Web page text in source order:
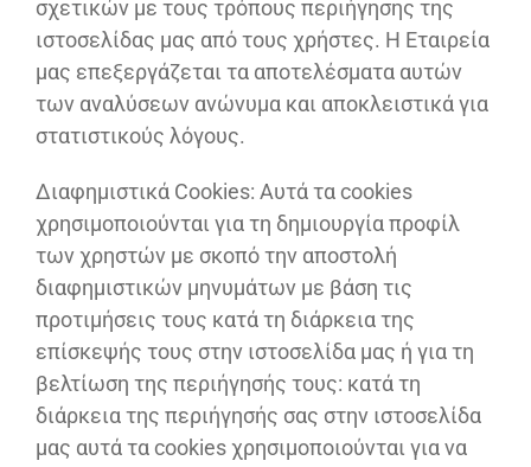
σχετικών με τους τρόπους περιήγησης της
ιστοσελίδας μας από τους χρήστες. Η Εταιρεία
μας επεξεργάζεται τα αποτελέσματα αυτών
των αναλύσεων ανώνυμα και αποκλειστικά για
στατιστικούς λόγους.
Διαφημιστικά Cookies: Αυτά τα cookies
χρησιμοποιούνται για τη δημιουργία προφίλ
των χρηστών με σκοπό την αποστολή
διαφημιστικών μηνυμάτων με βάση τις
προτιμήσεις τους κατά τη διάρκεια της
επίσκεψής τους στην ιστοσελίδα μας ή για τη
βελτίωση της περιήγησής τους: κατά τη
διάρκεια της περιήγησής σας στην ιστοσελίδα
μας αυτά τα cookies χρησιμοποιούνται για να